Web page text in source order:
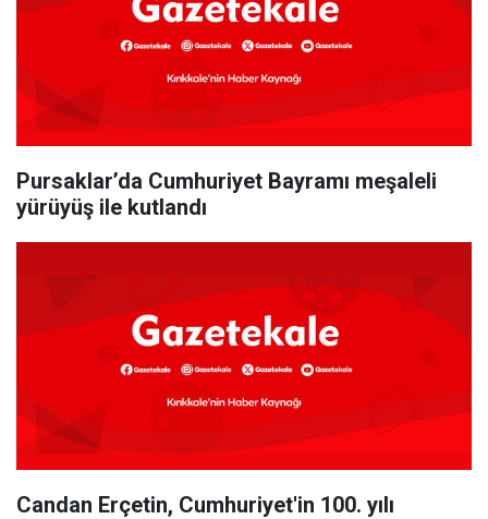
Pursaklar’da Cumhuriyet Bayramı meşaleli
yürüyüş ile kutlandı
Candan Erçetin, Cumhuriyet'in 100. yılı